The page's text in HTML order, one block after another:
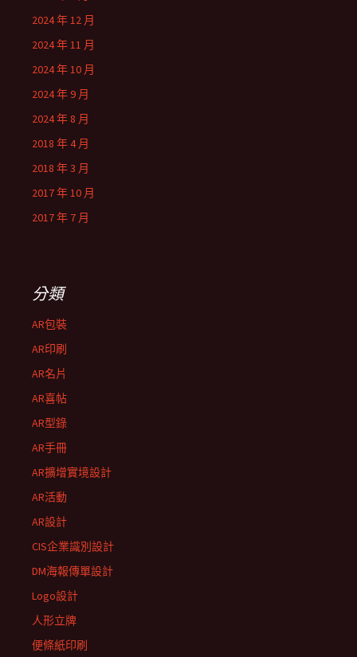
2024 年 12 月
2024 年 11 月
2024 年 10 月
2024 年 9 月
2024 年 8 月
2018 年 4 月
2018 年 3 月
2017 年 10 月
2017 年 7 月
分類
AR包裝
AR印刷
AR名片
AR喜帖
AR型錄
AR手冊
AR擴增實境設計
AR活動
AR設計
CIS企業識別設計
DM海報傳單設計
Logo設計
人形立牌
便條紙印刷